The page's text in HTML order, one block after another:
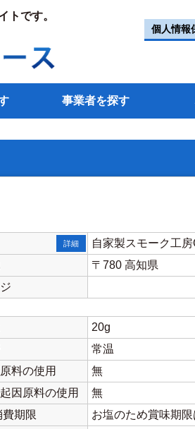
トです。
個人情報
事業者を探す
詳細
自家製スモーク工
〒780 高知県
20g
常温
料の使用
無
因原料の使用
無
費期限
お塩のため賞味期限